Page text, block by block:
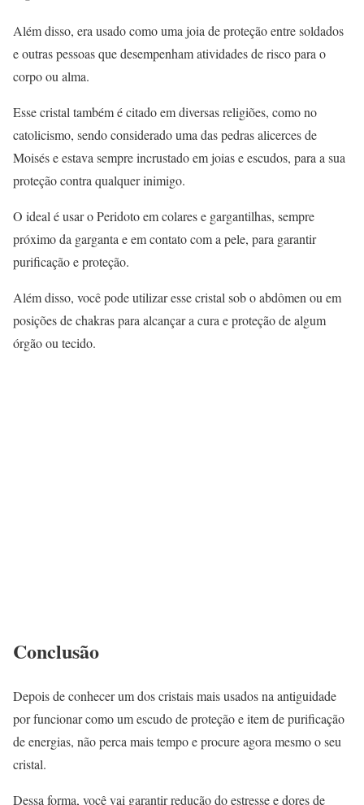
Além disso, era usado como uma joia de proteção entre soldados
e outras pessoas que desempenham atividades de risco para o
corpo ou alma.
Esse cristal também é citado em diversas religiões, como no
catolicismo, sendo considerado uma das pedras alicerces de
Moisés e estava sempre incrustado em joias e escudos, para a sua
proteção contra qualquer inimigo.
O ideal é usar o Peridoto em colares e gargantilhas, sempre
próximo da garganta e em contato com a pele, para garantir
purificação e proteção.
Além disso, você pode utilizar esse cristal sob o abdômen ou em
posições de chakras para alcançar a cura e proteção de algum
órgão ou tecido.
Conclusão
Depois de conhecer um dos cristais mais usados na antiguidade
por funcionar como um escudo de proteção e item de purificação
de energias, não perca mais tempo e procure agora mesmo o seu
cristal.
Dessa forma, você vai garantir redução do estresse e dores de